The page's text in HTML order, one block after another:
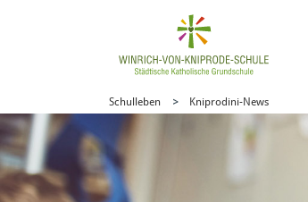
Schulleben Kniprodini-News